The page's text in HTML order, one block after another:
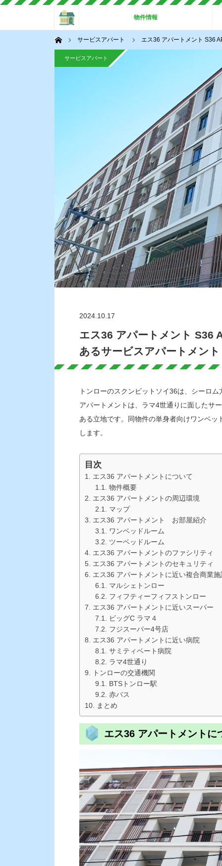
物件情報
ホーム サービスアパート エス36 アパートメント S36
サービスアパート
2024.10.17
エス36 アパートメント S36
あるサービスアパートメント
トンローのスクンビットソイ36は、シーロ
アパートメントは、ラマ4世通りに面したサ
ある立地です。同物件の単身者向けワンベ
します。
目次
エス36 アパートメントについて
物件概要
エス36 アパートメントの周辺環境
マップ
エス36 アパートメント お部屋紹介
ワンベッドルーム
ツーベッドルーム
エス36 アパートメントのファシリティ
エス36 アパートメントのセキュリティ
エス36 アパートメントに近い複合商業施
マルシェトンロー
フィフティーフィフストンロー
エス36 アパートメントに近いスーパー
ビッグC ラマ４
フジスーパー4号店
エス36 アパートメントに近い病院
サミティベート病院
ラマ4世通り
トンローの交通機関
BTSトンロー駅
赤バス
まとめ
エス36 アパートメントに